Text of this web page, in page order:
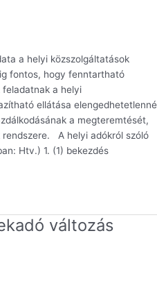
a helyi közszolgáltatások
fontos, hogy fenntartható
feladatnak a helyi
ellátása elengedhetetlenné
a megteremtését,
rendszere. A helyi adókról szóló
Htv.) 1. (1) bekezdés
változás